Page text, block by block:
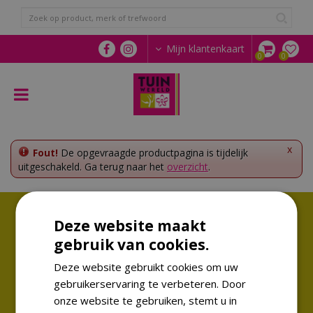
n
a
Mijn klantenkaart
x
Fout! De opgevraagde productpagina is tijdelijk
uitgeschakeld. Ga terug naar het overzicht.
Volg ons!
Altijd op de hoogte van de laatste trends
Deze website maakt
gebruik van cookies.
Deze website gebruikt cookies om uw
gebruikerservaring te verbeteren. Door
onze website te gebruiken, stemt u in